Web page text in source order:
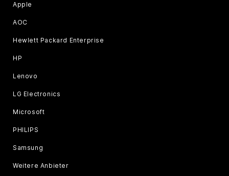
Apple
AOC
Hewlett Packard Enterprise
HP
Lenovo
LG Electronics
Microsoft
PHILIPS
Samsung
Weitere Anbieter